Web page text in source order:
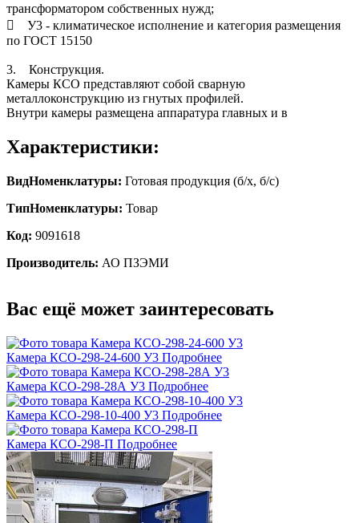
трансформатором собственных нужд;
 У3 - климатическое исполнение и категория размещения
по ГОСТ 15150
3. Конструкция.
Камеры КСО представляют собой сварную
металлоконструкцию из гнутых профилей.
Внутри камеры размещена аппаратура главных и в
Характеристики:
ВидНоменклатуры: Готовая продукция (б/х, б/с)
ТипНоменклатуры: Товар
Код: 9091618
Производитель: АО ПЗЭМИ
Вас ещё может заинтересовать
Камера КСО-298-24-600 У3 Подробнее
Камера КСО-298-28А У3 Подробнее
Камера КСО-298-10-400 У3 Подробнее
Камера КСО-298-П Подробнее